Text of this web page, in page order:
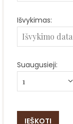
Išvykimas:
Suaugusieji: